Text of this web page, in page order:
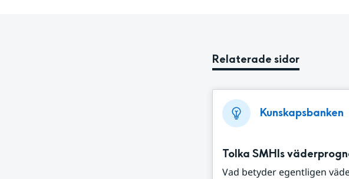
Relaterade sidor
Kunskapsbanken
Tolka SMHIs
Vad betyder egentligen